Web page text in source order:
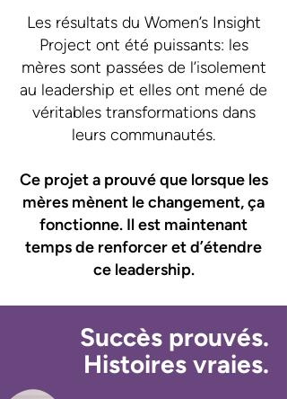
Les résultats du Women’s Insight
Project ont été puissants: les
mères sont passées de l’isolement
au leadership et elles ont mené de
véritables transformations dans
leurs communautés.
Ce projet a prouvé que lorsque les
mères mènent le changement, ça
fonctionne.​ Il est maintenant
temps de renforcer et d’étendre
ce leadership.
Succès prouvés.
Histoires vraies.